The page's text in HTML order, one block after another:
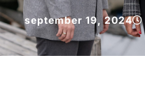
september 19, 2024